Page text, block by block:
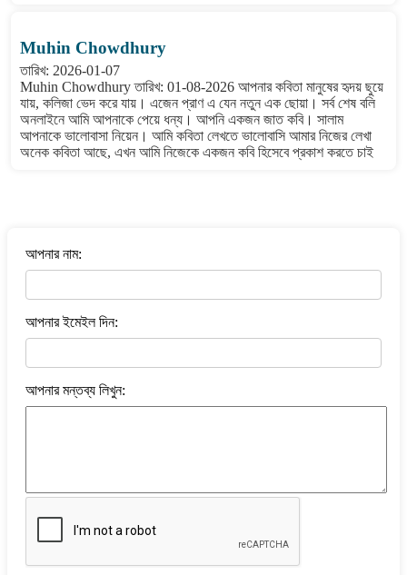
Muhin Chowdhury
তারিখ: 2026-01-07
Muhin Chowdhury তারিখ: 01-08-2026 আপনার কবিতা মানুষের হৃদয় ছুয়ে
যায়, কলিজা ভেদ করে যায়। এজেন প্রাণ এ যেন নতুন এক ছোয়া। সর্ব শেষ বলি
অনলাইনে আমি আপনাকে পেয়ে ধন্য। আপনি একজন জাত কবি। সালাম
আপনাকে ভালোবাসা নিয়েন। আমি কবিতা লেখতে ভালোবাসি আমার নিজের লেখা
অনেক কবিতা আছে, এখন আমি নিজেকে একজন কবি হিসেবে প্রকাশ করতে চাই
আপনার নাম:
আপনার ইমেইল দিন:
আপনার মন্তব্য লিখুন: